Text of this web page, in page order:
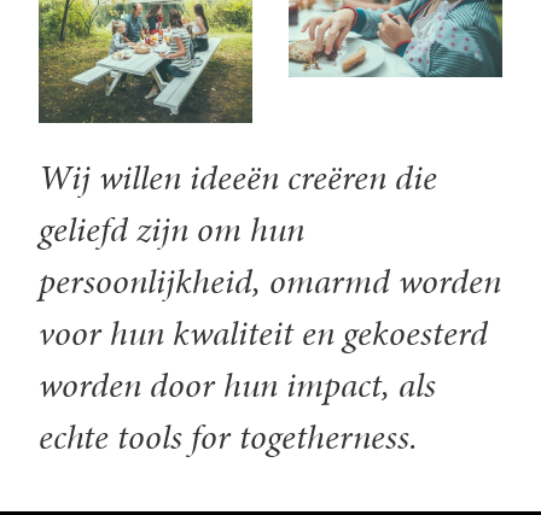
Wij willen ideeën creëren die
geliefd zijn om hun
persoonlijkheid, omarmd worden
voor hun kwaliteit en gekoesterd
worden door hun impact, als
echte tools for togetherness.